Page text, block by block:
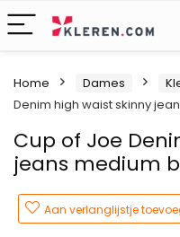
Home Dames
Denim high waist skinny
Cup of Joe
jeans medium
Aan verlanglijstje